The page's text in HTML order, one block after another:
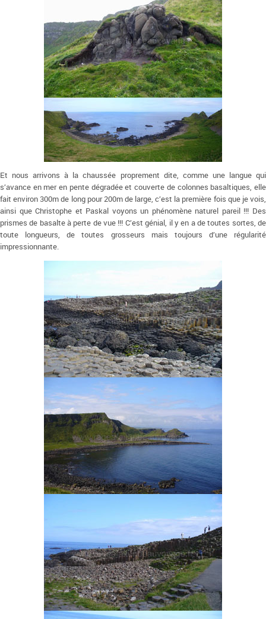
Et nous arrivons à la chaussée proprement dite, comme une langue qui
s’avance en mer en pente dégradée et couverte de colonnes basaltiques, elle
fait environ 300m de long pour 200m de large, c’est la première fois que je vois,
ainsi que Christophe et Paskal voyons un phénomène naturel pareil !!! Des
prismes de basalte à perte de vue !!! C’est génial, il y en a de toutes sortes, de
toute longueurs, de toutes grosseurs mais toujours d’une régularité
impressionnante.